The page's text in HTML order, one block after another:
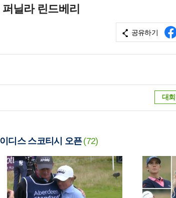
닐라 린드베리
공유하기
대회
디스 스코티시 오픈(72)